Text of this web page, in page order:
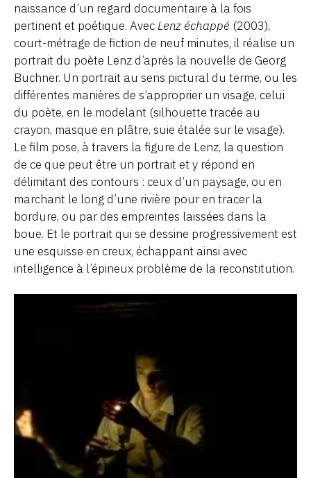
naissance d’un regard documentaire à la fois
pertinent et poétique. AvecLenz échappé (2003),
court-métrage de fiction de neuf minutes, il réalise un
portrait du poète Lenz d’après la nouvelle de Georg
Büchner. Un portrait au sens pictural du terme, ou les
différentes manières de s’approprier un visage, celui
du poète, en le modelant (silhouette tracée au
crayon, masque en plâtre, suie étalée sur le visage).
Le film pose, à travers la figure de Lenz, la question
de ce que peut être un portrait et y répond en
délimitant des contours : ceux d’un paysage, ou en
marchant le long d’une rivière pour en tracer la
bordure, ou par des empreintes laissées dans la
boue. Et le portrait qui se dessine progressivement est
une esquisse en creux, échappant ainsi avec
intelligence à l’épineux problème de la reconstitution.